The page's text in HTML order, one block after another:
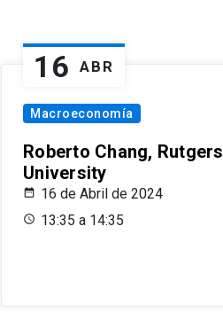
16 ABR
Macroeconomía
Roberto Chang, Rutgers
University
16 de Abril de 2024
13:35 a 14:35